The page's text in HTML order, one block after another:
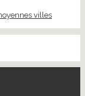
villes